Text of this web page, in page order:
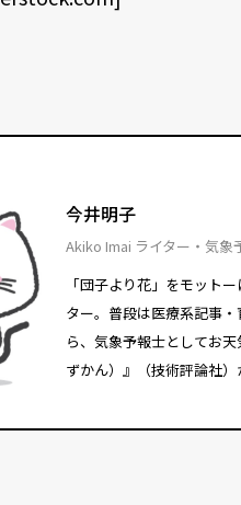
今井明子
Akiko Imai ライター・気象
「団子より花」をモット
ター。普段は医療系記事
ら、気象予報士としてお
ずかん）』（技術評論社）